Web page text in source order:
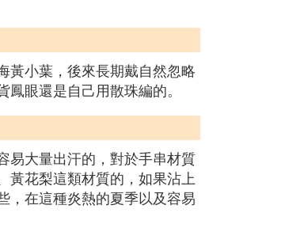
黃小葉，後來長期戴自然忽略
眼還是自己用散珠編的。
易大量出汗的，對於手串材質
黃花梨這類材質的，如果沾上
，在這種炎熱的夏季以及容易